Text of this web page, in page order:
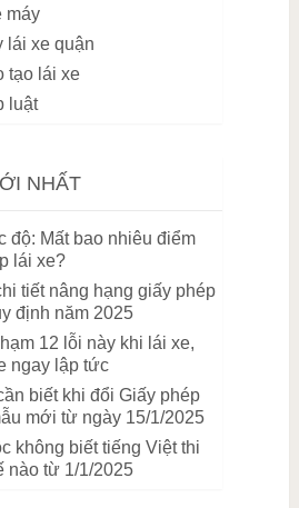
máy
lái xe quận
tạo lái xe
luật
NHẤT
độ: Mất bao nhiêu điểm
lái xe?
tiết nâng hạng giấy phép
định năm 2025
12 lỗi này khi lái xe,
ngay lập tức
biết khi đổi Giấy phép
mới từ ngày 15/1/2025
không biết tiếng Việt thi
nào từ 1/1/2025